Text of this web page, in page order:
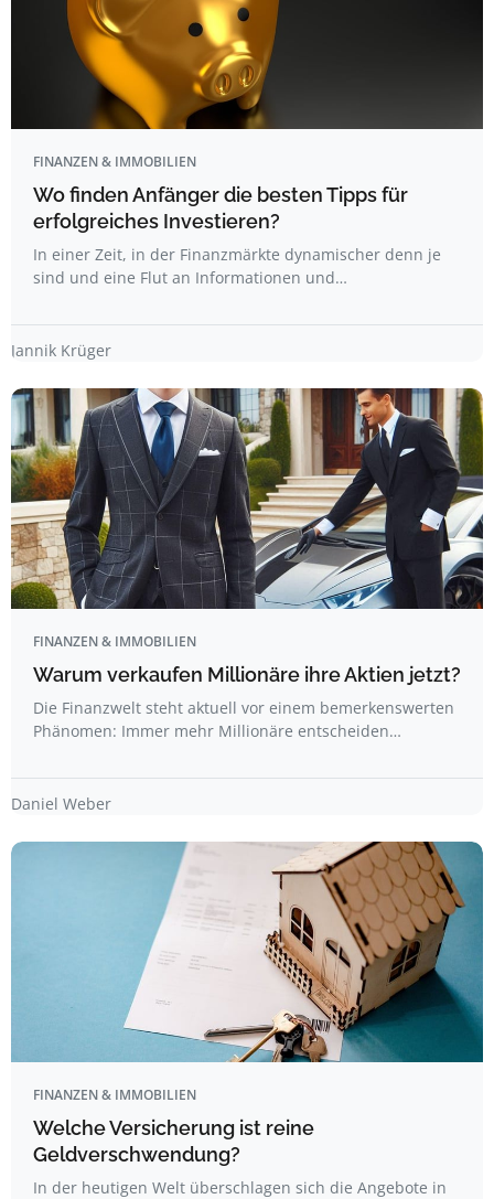
FINANZEN & IMMOBILIEN
Wo finden Anfänger die besten Tipps für
erfolgreiches Investieren?
In einer Zeit, in der Finanzmärkte dynamischer denn je
sind und eine Flut an Informationen und…
Jannik Krüger
FINANZEN & IMMOBILIEN
Warum verkaufen Millionäre ihre Aktien jetzt?
Die Finanzwelt steht aktuell vor einem bemerkenswerten
Phänomen: Immer mehr Millionäre entscheiden…
Daniel Weber
FINANZEN & IMMOBILIEN
Welche Versicherung ist reine
Geldverschwendung?
In der heutigen Welt überschlagen sich die Angebote in